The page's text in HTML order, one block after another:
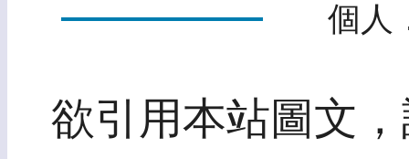
個人
欲引用本站圖文